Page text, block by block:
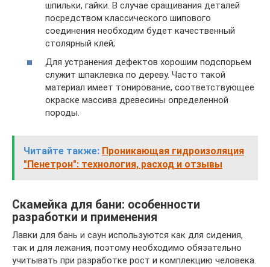
шпильки, гайки. В случае сращивания деталей
посредством классического шипового
соединения необходим будет качественный
столярный клей;
Для устранения дефектов хорошим подспорьем
служит шпаклевка по дереву. Часто такой
материал имеет тонирование, соответствующее
окраске массива древесины определенной
породы.
Читайте также: Проникающая гидроизоляция
"Пенетрон": технология, расход и отзывы
Скамейка для бани: особенности
разработки и применения
Лавки для бань и саун используются как для сидения,
так и для лежания, поэтому необходимо обязательно
учитывать при разработке рост и комплекцию человека.